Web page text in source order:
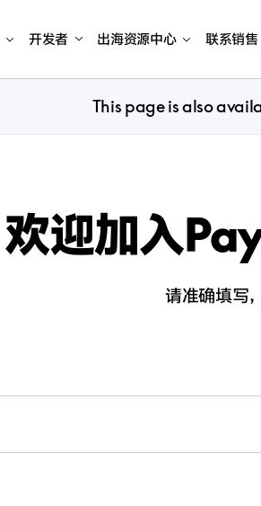
开发者 出海资源中心 联系销售
This page is also
欢迎加入
请准确填写